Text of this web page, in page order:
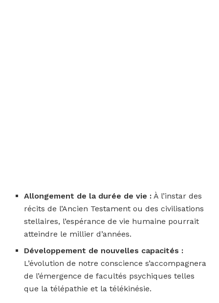
Allongement de la durée de vie : À l’instar des
récits de l’Ancien Testament ou des civilisations
stellaires, l’espérance de vie humaine pourrait
atteindre le millier d’années.
Développement de nouvelles capacités :
L’évolution de notre conscience s’accompagnera
de l’émergence de facultés psychiques telles
que la télépathie et la télékinésie.